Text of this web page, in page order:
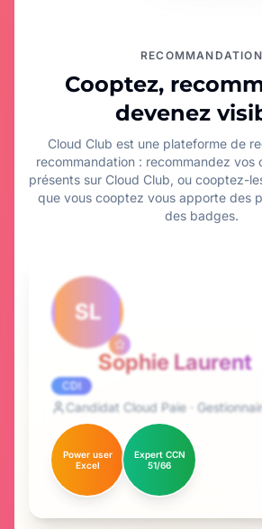
RECOMMANDATION
Cooptez,
devenez
Cloud Club est une plateforme de
recommandation : recommandez vos
présents sur Cloud Club, ou cooptez-
que vous cooptez vous apporte des
des badges.
SL
Sophie Laurent
CDI
Candidat Cloud Paie ·
Power user
Excel
Expert CCN
51/66